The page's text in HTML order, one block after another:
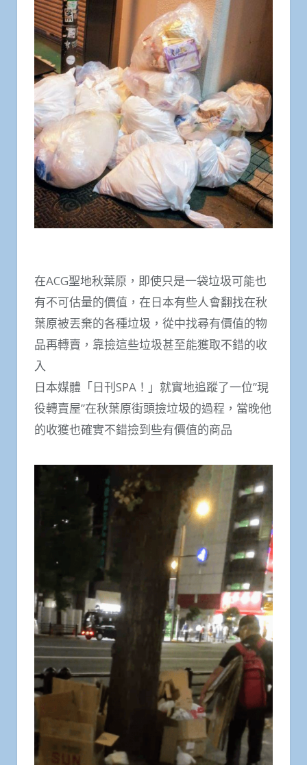
在ACG聖地秋葉原，即使只是一袋垃圾可能也
有不可估量的價值，在日本有些人會翻找在秋
葉原被丟棄的各種垃圾，從中找尋有價值的物
品再轉賣，靠撿這些垃圾甚至能獲取不錯的收
入
日本媒體「日刊SPA！」就實地追蹤了一位”現
役轉賣屋”在秋葉原街頭撿垃圾的過程，當晚他
的收獲也確實不錯撿到些有價值的商品